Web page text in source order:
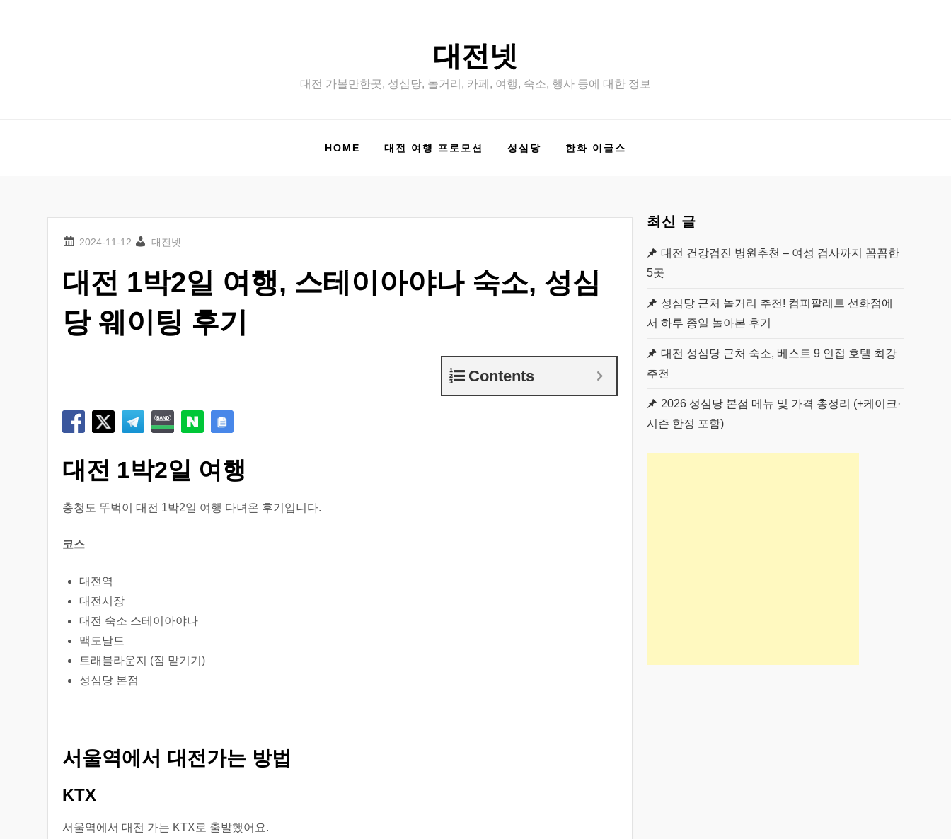
대전넷
대전 가볼만한곳, 성심당, 놀거리, 카페, 여행, 숙소, 행사 등에 대한 정보
HOME 대전 여행 프로모션 성심당 한화 이글스
대전넷
대전 1박2일 여행, 스테이아야나 숙소, 성심
당 웨이팅 후기
Contents
대전 1박2일 여행
충청도 뚜벅이 대전 1박2일 여행 다녀온 후기입니다.
코스
대전역
대전시장
대전 숙소 스테이아야나
맥도날드
트래블라운지 (짐 맡기기)
성심당 본점
서울역에서 대전가는 방법
KTX
서울역에서 대전 가는 KTX로 출발했어요.
최신 글
대전 건강검진 병원추천 – 여성 검사까지 꼼꼼한
5곳
성심당 근처 놀거리 추천! 컴피팔레트 선화점에
서 하루 종일 놀아본 후기
대전 성심당 근처 숙소, 베스트 9 인접 호텔 최강
추천
2026 성심당 본점 메뉴 및 가격 총정리 (+케이크·
시즌 한정 포함)